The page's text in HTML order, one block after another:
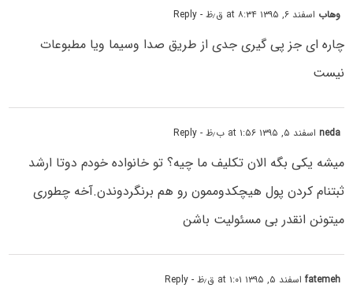
وهاب اسفند ۶, ۱۳۹۵ at ۸:۳۴ ق٫ظ - Reply
چاره ای جز پی گیری جدی از طریق صدا وسیما ویا مطبوعات
نیست
nedaاسفند ۵, ۱۳۹۵ at ۱:۵۶ ب٫ظ - Reply
میشه یکی بگه الان تکلیف ما چیه؟ تو خانواده خودم دوتا ارشد
ثبتنام کردن پول هیچکدوممون رو هم برنگردوندن.آخه چطوری
میتونن انقدر بی مسئولیت باشن
fatemehاسفند ۵, ۱۳۹۵ at ۱:۰۱ ق٫ظ - Reply